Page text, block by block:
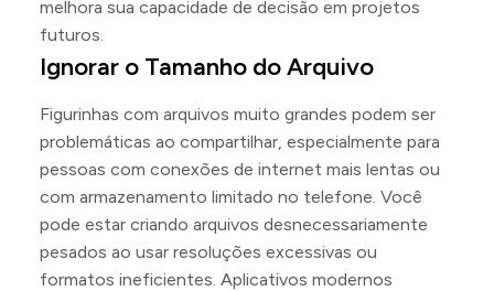
melhora sua capacidade de decisão em projetos
futuros.
Ignorar o Tamanho do Arquivo
Figurinhas com arquivos muito grandes podem ser
problemáticas ao compartilhar, especialmente para
pessoas com conexões de internet mais lentas ou
com armazenamento limitado no telefone. Você
pode estar criando arquivos desnecessariamente
pesados ao usar resoluções excessivas ou
formatos ineficientes. Aplicativos modernos